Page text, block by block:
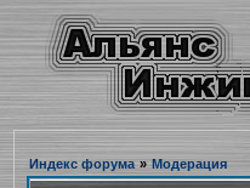
Индекс форума » Модерация